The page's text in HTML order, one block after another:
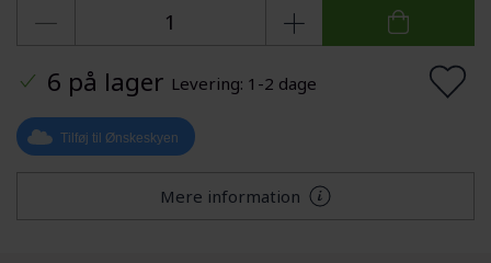
6 på lager Levering: 1-2 dage
Tilføj til Ønskeskyen
Mere information